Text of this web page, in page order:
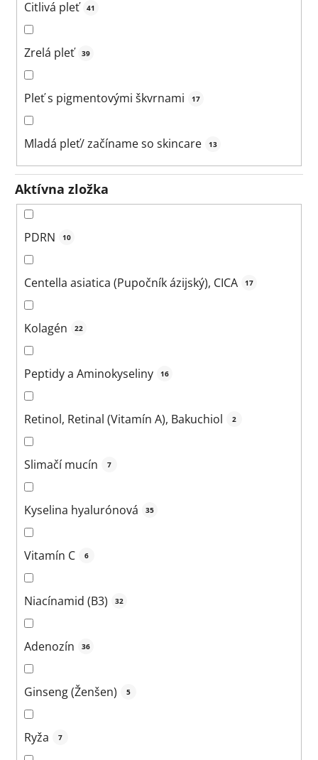
Citlivá pleť 41
Zrelá pleť 39
Pleť s pigmentovými škvrnami 17
Mladá pleť/ začíname so skincare 13
Aktívna zložka
PDRN 10
Centella asiatica (Pupočník ázijský), CICA 17
Kolagén 22
Peptidy a Aminokyseliny 16
Retinol, Retinal (Vitamín A), Bakuchiol 2
Slimačí mucín 7
Kyselina hyalurónová 35
Vitamín C 6
Niacínamid (B3) 32
Adenozín 36
Ginseng (Ženšen) 5
Ryža 7